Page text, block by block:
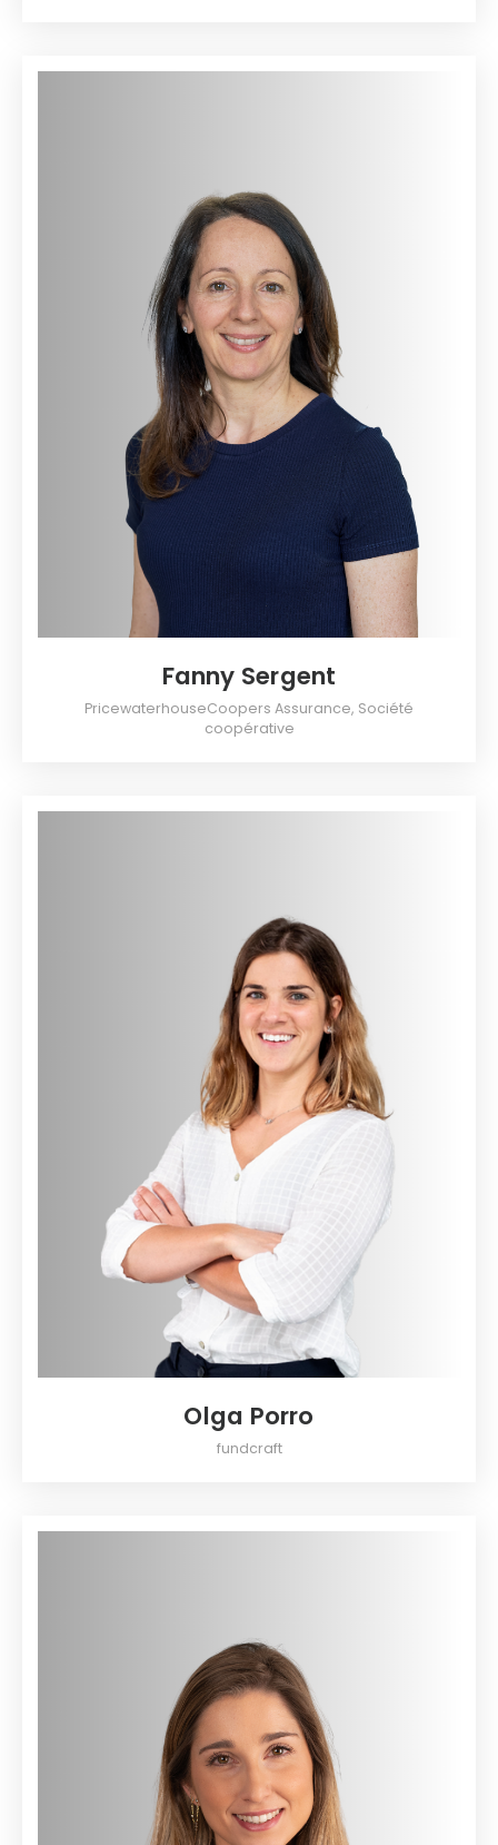
Fanny Sergent
PricewaterhouseCoopers Assurance, Société
coopérative
Olga Porro
fundcraft